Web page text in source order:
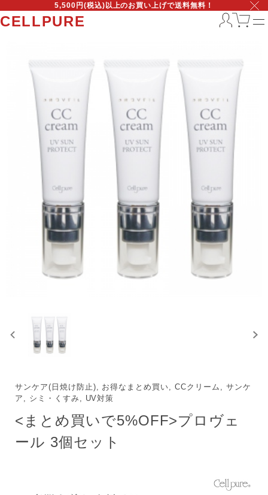
5,500円(税込)以上のお買い上げで送料無料！
CELLPURE
サンケア(日焼け防止), お得なまとめ買い, CCクリーム, サンケ
ア, シミ・くすみ, UV対策
<まとめ買いで5%OFF>プロヴェ
ール 3個セット